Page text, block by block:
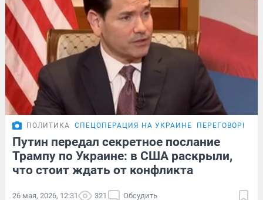
ПОЛИТИКА СПЕЦОПЕРАЦИЯ НА УКРАИНЕ ПЕРЕГОВОРЫ
Путин передал секретное послание
Трампу по Украине: в США раскрыли,
что стоит ждать от конфликта
26 мая, 2026, 12:31 321 Обсудить